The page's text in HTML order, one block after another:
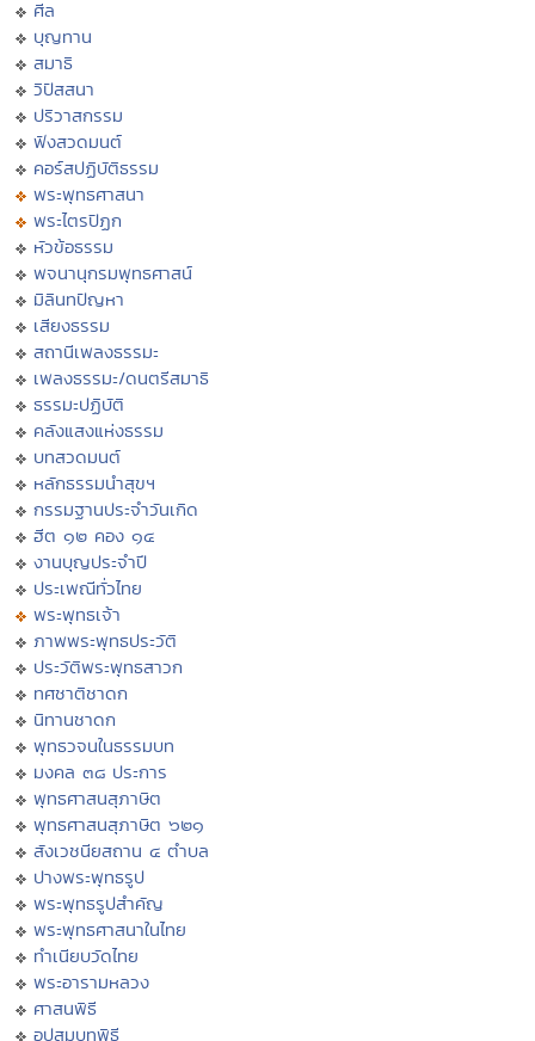
ศีล
บุญทาน
สมาธิ
วิปัสสนา
ปริวาสกรรม
ฟังสวดมนต์
คอร์สปฏิบัติธรรม
พระพุทธศาสนา
พระไตรปิฏก
หัวข้อธรรม
พจนานุกรมพุทธศาสน์
มิลินทปัญหา
เสียงธรรม
สถานีเพลงธรรมะ
เพลงธรรมะ/ดนตรีสมาธิ
ธรรมะปฏิบัติ
คลังแสงแห่งธรรม
บทสวดมนต์
หลักธรรมนำสุขฯ
กรรมฐานประจำวันเกิด
ฮีต ๑๒ คอง ๑๔
งานบุญประจำปี
ประเพณีทั่วไทย
พระพุทธเจ้า
ภาพพระพุทธประวัติ
ประวัติพระพุทธสาวก
ทศชาติชาดก
นิทานชาดก
พุทธวจนในธรรมบท
มงคล ๓๘ ประการ
พุทธศาสนสุภาษิต
พุทธศาสนสุภาษิต ๖๒๑
สังเวชนียสถาน ๔ ตำบล
ปางพระพุทธรูป
พระพุทธรูปสำคัญ
พระพุทธศาสนาในไทย
ทำเนียบวัดไทย
พระอารามหลวง
ศาสนพิธี
อุปสมบทพิธี